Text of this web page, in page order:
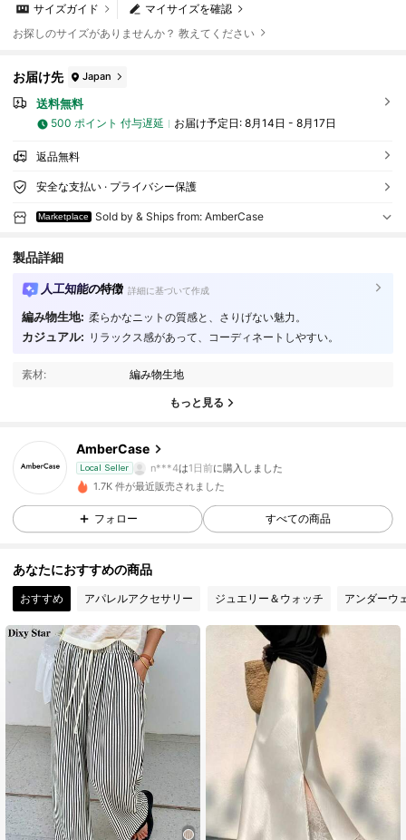
マイサイズを確認
サイズガイド
お探しのサイズがありませんか？ 教えてください
お届け先 Japan
送料無料
500 ポイント 付与遅延 お届け予定日: 8月14日 - 8月17日
返品無料
安全な支払い · プライバシー保護
Marketplace Sold by & Ships from: AmberCase
製品詳細
人工知能の特徴 詳細に基づいて作成
編み物生地: 柔らかなニットの質感と、さりげない魅力。
カジュアル: リラックス感があって、コーディネートしやすい。
素材: 編み物生地
もっと見る
AmberCase
Local Seller
4.77 52 フォロワー
52 フォロワー
4.77
n***4は1日前に購入しました
4.77
4.77
4.77 52 フォロワー
1.7K 件が最近販売されました
フォロー すべての商品
あなたにおすすめの商品
おすすめ アパレルアクセサリー ジュエリー＆ウォッチ アンダーウ